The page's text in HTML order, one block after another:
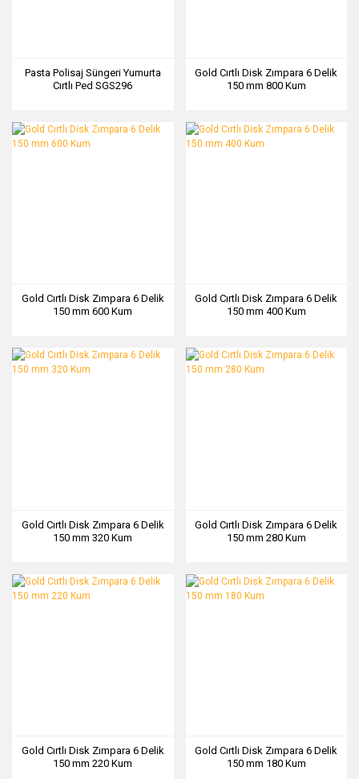
Pasta Polisaj Süngeri Yumurta
Cırtlı Ped SGS296
Gold Cırtlı Disk Zımpara 6 Delik
150 mm 800 Kum
Gold Cırtlı Disk Zımpara 6 Delik
150 mm 600 Kum
Gold Cırtlı Disk Zımpara 6 Delik
150 mm 400 Kum
Gold Cırtlı Disk Zımpara 6 Delik
150 mm 320 Kum
Gold Cırtlı Disk Zımpara 6 Delik
150 mm 280 Kum
Gold Cırtlı Disk Zımpara 6 Delik
150 mm 220 Kum
Gold Cırtlı Disk Zımpara 6 Delik
150 mm 180 Kum